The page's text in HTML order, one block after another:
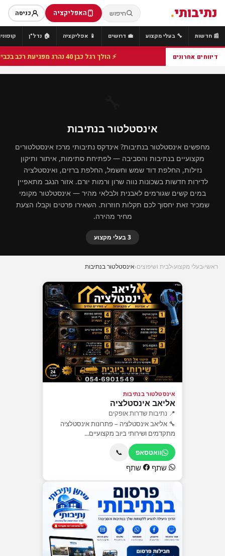
נתיבותי. חיפוש האפליקציה כניסה
📰 חדשות 🔧 בעלי מקצוע 💼 דרושים 📱 אפליקציה 🏠 נדל"ן
דיווחים אחרונים ⚡ הולך רגל כבן 40 נהרג מפגיעת רכב בכביש 25 סמוך לצומת הנשיא, מתנדבי זק"א פועלו בזירה
אינסטלטור בנתיבות
מחפשים אינסטלטור בנתיבות? אינדקס נתיבותי מרכז אינסטלטורים
מקצועיים בנתיבות והסביבה — לפתיחת סתימות, איתור ותיקון
נזילות, החלפת דוד שמש וחשמל, החלפת ברזים, ואינסטלציה
לדירות חדשות בשכונות נווה שרון ורמות יורם. אזור הנגב מתאפיין
במים קשים שגורמים לאבנית ולבלאי מהיר — אינסטלטור מקומי
שמכיר זאת יחסוך לכם תקלות חוזרות. השאירו פרטים וקבלו הצעת
מחיר מהירה.
3 בעלי מקצוע
ראשי›בעלי מקצוע›לבית ושיפוצים›אינסטלטור בנתיבות
אינסטלטור בנתיבות
אליאב אינסטלציה
📍 נתיבות שדרות אופקים
🔧 אליאב אינסטלציה – פתרונות אינסטלציה
מתקדמים ושירותי ביוב מקצועיים...
וואטסאפ 📞
שתף שתף